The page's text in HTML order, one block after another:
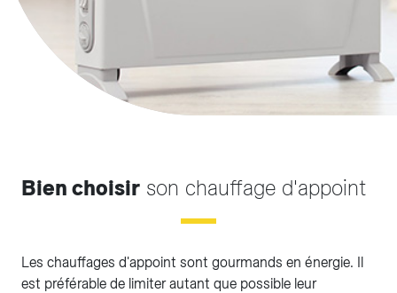
Bien choisir son chauffage d'appoint
Les chauffages d'appoint sont gourmands en énergie. Il
est préférable de limiter autant que possible leur